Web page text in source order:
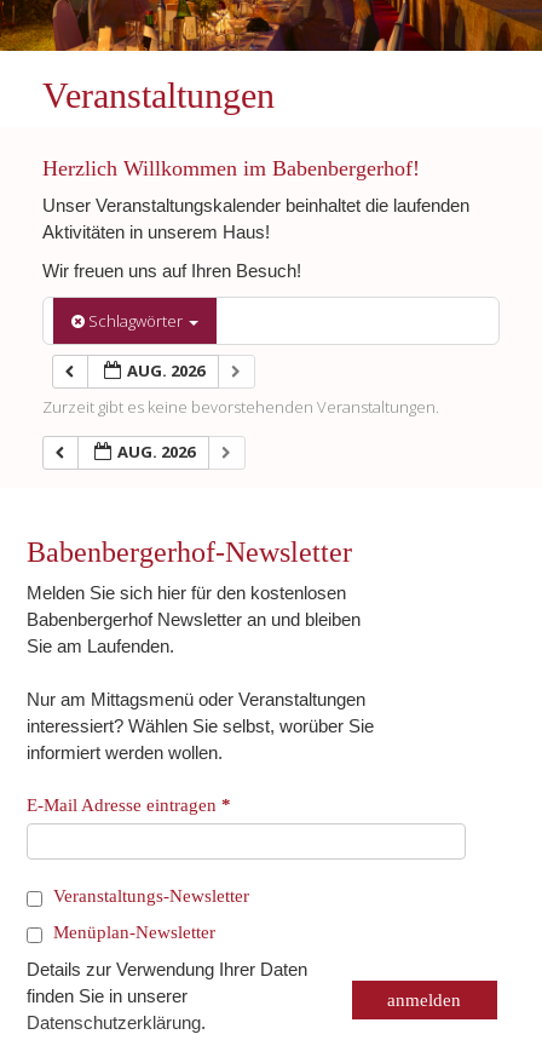
Veranstaltungen
Herzlich Willkommen im Babenbergerhof!
Unser Veranstaltungskalender beinhaltet die laufenden
Aktivitäten in unserem Haus!
Wir freuen uns auf Ihren Besuch!
Schlagwörter
AUG. 2026
Zurzeit gibt es keine bevorstehenden Veranstaltungen.
AUG. 2026
Babenbergerhof-Newsletter
Melden Sie sich hier für den kostenlosen
Babenbergerhof Newsletter an und bleiben
Sie am Laufenden.
Nur am Mittagsmenü oder Veranstaltungen
interessiert? Wählen Sie selbst, worüber Sie
informiert werden wollen.
E-Mail Adresse eintragen*
Veranstaltungs-Newsletter
Menüplan-Newsletter
Details zur Verwendung Ihrer Daten
finden Sie in unserer
Datenschutzerklärung.